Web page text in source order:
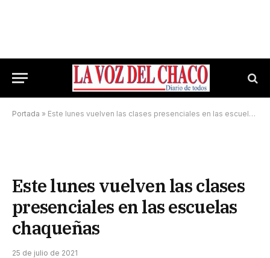
Portada » Este lunes vuelven las clases presenciales en las escuelas chaqueñas
Este lunes vuelven las clases
presenciales en las escuelas
chaqueñas
25 de julio de 2021